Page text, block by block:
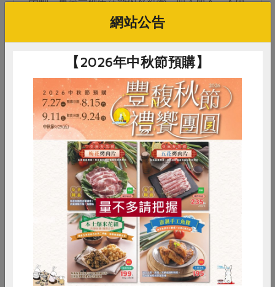
天地間互動瞬間具有張力的畫面，就是我追求的台
2019-07-11生活提案 支持本土農糧
支撐農村經濟的瓜田女力
一群高雄岡山地區婦女正在香瓜田裡種苗，她們包
RPET 食譜 減硝酸鹽
雞蛋 食安 共同購買
網站公告
【2026年中秋節預購】